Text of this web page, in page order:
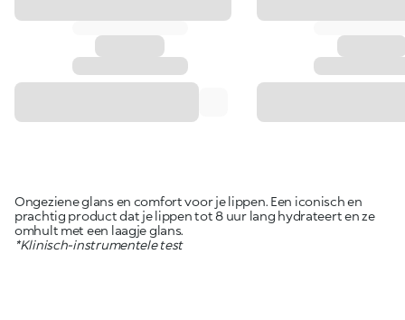
Ongeziene glans en comfort voor je lippen. Een iconisch en
prachtig product dat je lippen tot 8 uur lang hydrateert en ze
omhult met een laagje glans.
*Klinisch-instrumentele test